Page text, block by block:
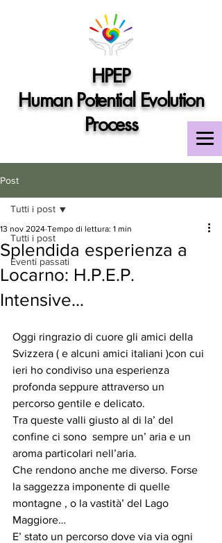
HPEP
Human Potential Evolution
Process
Post
Tutti i post
Eventi passati
Tutti i post
Splendida esperienza a
Locarno: H.P.E.P.
Intensive...
13 nov 2024 Tempo di lettura: 1 min
Oggi ringrazio di cuore gli amici della
Svizzera ( e alcuni amici italiani )con cui
ieri ho condiviso una esperienza
profonda seppure attraverso un
percorso gentile e delicato.
Tra queste valli giusto al di la’ del
confine ci sono  sempre un’ aria e un
aroma particolari nell’aria.
Che rendono anche me diverso. Forse
la saggezza imponente di quelle
montagne , o la vastità’ del Lago
Maggiore…
E’ stato un percorso dove via via ogni